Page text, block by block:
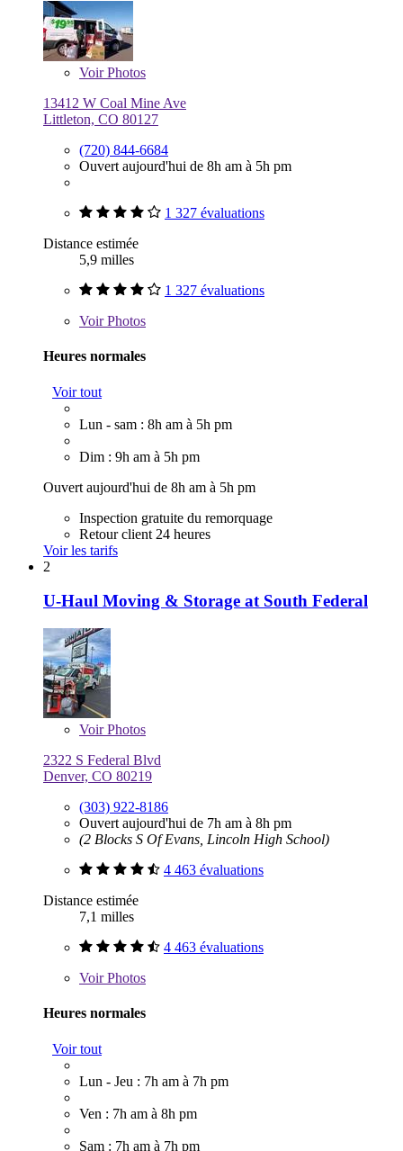
VoirPhotos
13412 W Coal Mine Ave
Littleton, CO 80127
(720) 844-6684
Ouvert aujourd'hui de 8h am à 5h pm
1 327 évaluations
Distance estimée
5,9 milles
1 327 évaluations
VoirPhotos
Heures normales
Voir tout
Lun - sam : 8h am à 5h pm
Dim : 9h am à 5h pm
Ouvert aujourd'hui de 8h am à 5h pm
Inspection gratuite du remorquage
Retour client 24 heures
Voir les tarifs
2
U-Haul Moving & Storage at South Federal
VoirPhotos
2322 S Federal Blvd
Denver, CO 80219
(303) 922-8186
Ouvert aujourd'hui de 7h am à 8h pm
(2 Blocks S Of Evans, Lincoln High School)
4 463 évaluations
Distance estimée
7,1 milles
4 463 évaluations
VoirPhotos
Heures normales
Voir tout
Lun - Jeu : 7h am à 7h pm
Ven : 7h am à 8h pm
Sam : 7h am à 7h pm